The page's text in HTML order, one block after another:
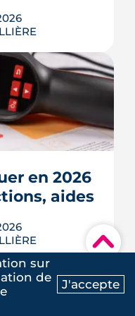
Contactez-nous
▾
m2 : le guide
en 2026
aides
être classé
sur
de
J'accepte